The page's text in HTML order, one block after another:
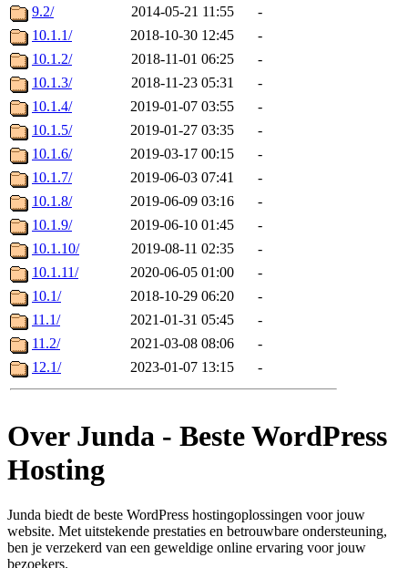
9.2/
2014-05-21 11:55
-
10.1.1/
2018-10-30 12:45
-
10.1.2/
2018-11-01 06:25
-
10.1.3/
2018-11-23 05:31
-
10.1.4/
2019-01-07 03:55
-
10.1.5/
2019-01-27 03:35
-
10.1.6/
2019-03-17 00:15
-
10.1.7/
2019-06-03 07:41
-
10.1.8/
2019-06-09 03:16
-
10.1.9/
2019-06-10 01:45
-
10.1.10/
2019-08-11 02:35
-
10.1.11/
2020-06-05 01:00
-
10.1/
2018-10-29 06:20
-
11.1/
2021-01-31 05:45
-
11.2/
2021-03-08 08:06
-
12.1/
2023-01-07 13:15 -
Over Junda - Beste WordPress
Hosting
Junda biedt de beste WordPress hostingoplossingen voor jouw
website. Met uitstekende prestaties en betrouwbare ondersteuning,
ben je verzekerd van een geweldige online ervaring voor jouw
bezoekers.